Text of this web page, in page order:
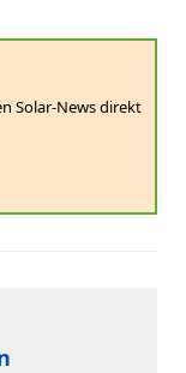
Solar-News direkt